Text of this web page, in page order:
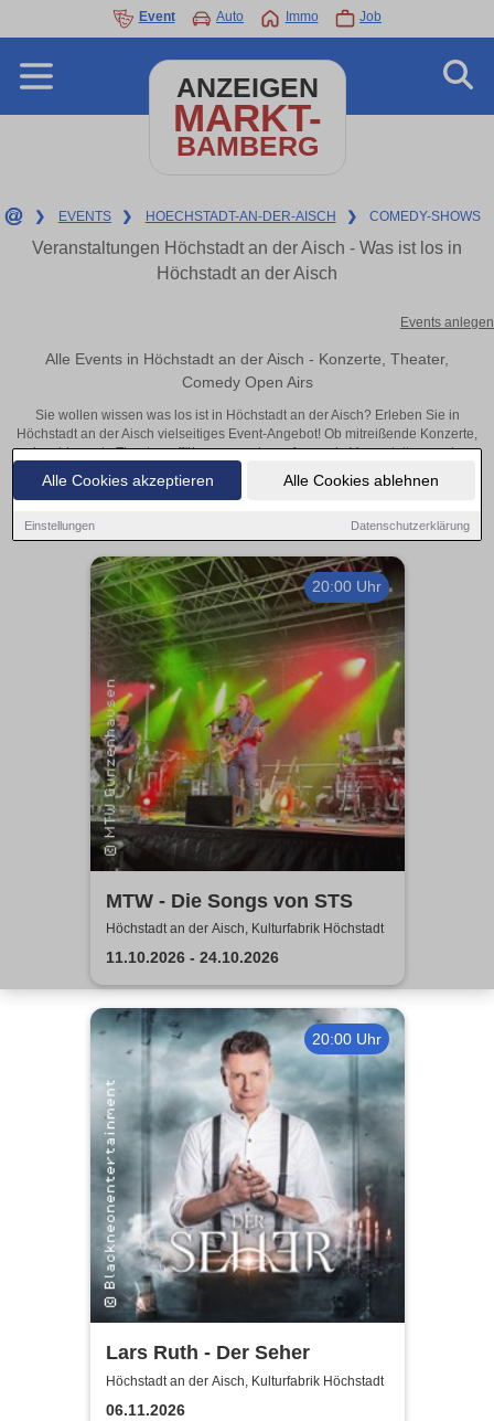
Alle Cookies akzeptieren Alle Cookies ablehnen
Einstellungen Datenschutzerklärung
Event Auto Immo Job
ANZEIGEN
MARKT-
BAMBERG
❯ EVENTS ❯ HOECHSTADT-AN-DER-AISCH ❯ COMEDY-SHOWS
Veranstaltungen Höchstadt an der Aisch - Was ist los in
Höchstadt an der Aisch
Events anlegen
Alle Events in Höchstadt an der Aisch - Konzerte, Theater,
Comedy Open Airs
Sie wollen wissen was los ist in Höchstadt an der Aisch? Erleben Sie in
Höchstadt an der Aisch vielseitiges Event-Angebot! Ob mitreißende Konzerte,
inspirierende Theateraufführungen oder aufregende Veranstaltungen in
Höchstadt an der Aisch – hier finden alles im Überblick und Tickets.
20:00 Uhr
MTW - Die Songs von STS
Höchstadt an der Aisch, Kulturfabrik Höchstadt
11.10.2026 - 24.10.2026
20:00 Uhr
Lars Ruth - Der Seher
Höchstadt an der Aisch, Kulturfabrik Höchstadt
06.11.2026